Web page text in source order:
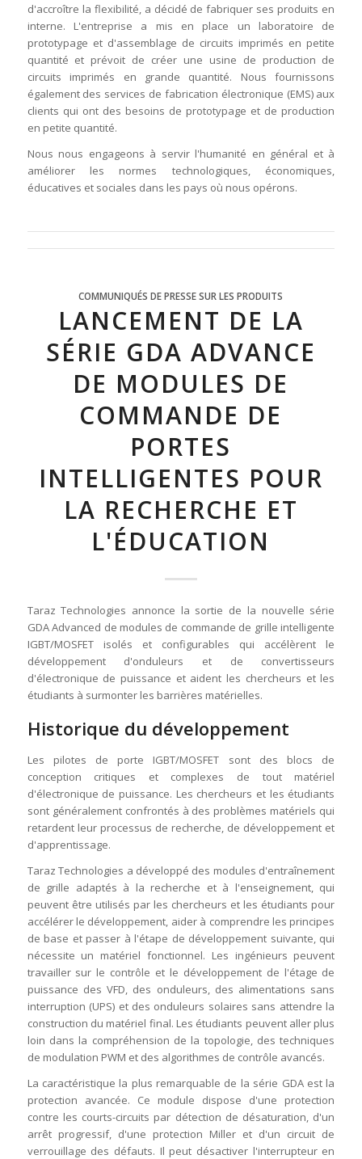
d'accroître la flexibilité, a décidé de fabriquer ses produits en
interne. L'entreprise a mis en place un laboratoire de
prototypage et d'assemblage de circuits imprimés en petite
quantité et prévoit de créer une usine de production de
circuits imprimés en grande quantité. Nous fournissons
également des services de fabrication électronique (EMS) aux
clients qui ont des besoins de prototypage et de production
en petite quantité.
Nous nous engageons à servir l'humanité en général et à
améliorer les normes technologiques, économiques,
éducatives et sociales dans les pays où nous opérons.
COMMUNIQUÉS DE PRESSE SUR LES PRODUITS
LANCEMENT DE LA
SÉRIE GDA ADVANCE
DE MODULES DE
COMMANDE DE
PORTES
INTELLIGENTES POUR
LA RECHERCHE ET
L'ÉDUCATION
Taraz Technologies annonce la sortie de la nouvelle série
GDA Advanced de modules de commande de grille intelligente
IGBT/MOSFET isolés et configurables qui accélèrent le
développement d'onduleurs et de convertisseurs
d'électronique de puissance et aident les chercheurs et les
étudiants à surmonter les barrières matérielles.
Historique du développement
Les pilotes de porte IGBT/MOSFET sont des blocs de
conception critiques et complexes de tout matériel
d'électronique de puissance. Les chercheurs et les étudiants
sont généralement confrontés à des problèmes matériels qui
retardent leur processus de recherche, de développement et
d'apprentissage.
Taraz Technologies a développé des modules d'entraînement
de grille adaptés à la recherche et à l'enseignement, qui
peuvent être utilisés par les chercheurs et les étudiants pour
accélérer le développement, aider à comprendre les principes
de base et passer à l'étape de développement suivante, qui
nécessite un matériel fonctionnel. Les ingénieurs peuvent
travailler sur le contrôle et le développement de l'étage de
puissance des VFD, des onduleurs, des alimentations sans
interruption (UPS) et des onduleurs solaires sans attendre la
construction du matériel final. Les étudiants peuvent aller plus
loin dans la compréhension de la topologie, des techniques
de modulation PWM et des algorithmes de contrôle avancés.
La caractéristique la plus remarquable de la série GDA est la
protection avancée. Ce module dispose d'une protection
contre les courts-circuits par détection de désaturation, d'un
arrêt progressif, d'une protection Miller et d'un circuit de
verrouillage des défauts. Il peut désactiver l'interrupteur en